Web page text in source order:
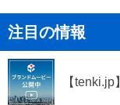
注目の情報
【